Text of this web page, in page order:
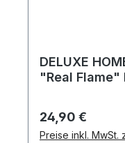
DELUXE
"Real Flame"
Regulärer Preis:
24,90 €
Preise inkl. MwSt.